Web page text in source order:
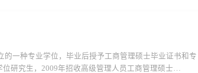
的一种专业学位，毕业后授予工商管理硕士毕业证书和专
研究生，2009年招收高级管理人员工商管理硕士